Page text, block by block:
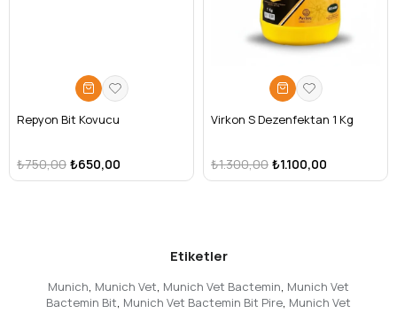
Repyon Bit Kovucu
₺650,00
₺750,00
Virkon S Dezenfektan 1 Kg
₺1.100,00
₺1.300,00
Etiketler
Munich, Munich Vet, Munich Vet Bactemin, Munich Vet
Bactemin Bit, Munich Vet Bactemin Bit Pire, Munich Vet